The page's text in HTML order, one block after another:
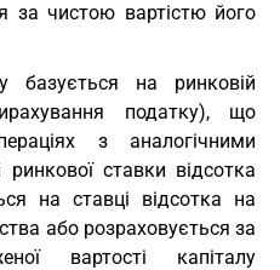
за чистою вартістю його
базується на ринковій
податку), що
з аналогічними
ставки відсотка
на ставці відсотка на
або розраховується за
вартості капіталу